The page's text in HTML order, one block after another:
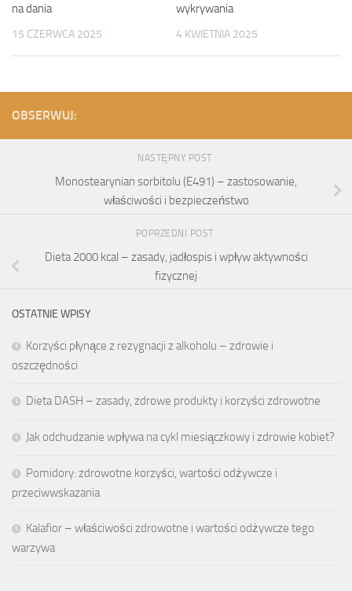
na dania
15 CZERWCA 2025
wykrywania
4 KWIETNIA 2025
OBSERWUJ:
NASTĘPNY POST
Monostearynian sorbitolu (E491) – zastosowanie,
właściwości i bezpieczeństwo
POPRZEDNI POST
Dieta 2000 kcal – zasady, jadłospis i wpływ aktywności
fizycznej
OSTATNIE WPISY
Korzyści płynące z rezygnacji z alkoholu – zdrowie i
oszczędności
Dieta DASH – zasady, zdrowe produkty i korzyści zdrowotne
Jak odchudzanie wpływa na cykl miesiączkowy i zdrowie kobiet?
Pomidory: zdrowotne korzyści, wartości odżywcze i
przeciwwskazania
Kalafior – właściwości zdrowotne i wartości odżywcze tego
warzywa